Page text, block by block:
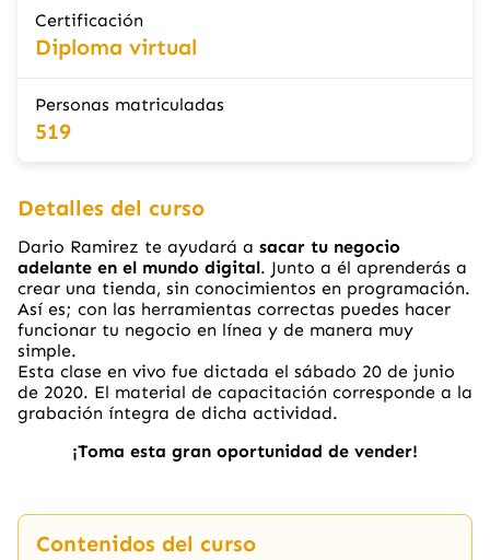
Certificación
Diploma virtual
Personas matriculadas
519
Detalles del curso
Dario Ramirez te ayudará a sacar tu negocio
adelante en el mundo digital. Junto a él aprenderás a
crear una tienda, sin conocimientos en programación.
Así es; con las herramientas correctas puedes hacer
funcionar tu negocio en línea y de manera muy
simple.
Esta clase en vivo fue dictada el sábado 20 de junio
de 2020. El material de capacitación corresponde a la
grabación íntegra de dicha actividad.
¡Toma esta gran oportunidad de vender!
Contenidos del curso